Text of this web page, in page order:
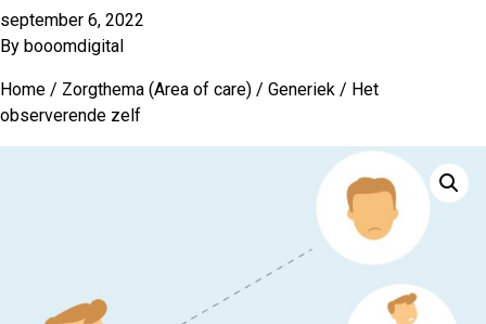
september 6, 2022
By booomdigital
Home / Zorgthema (Area of care) / Generiek / Het
observerende zelf